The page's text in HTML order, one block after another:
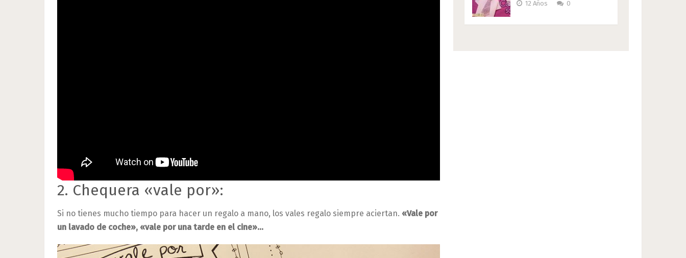
2. Chequera «vale por»:
Si no tienes mucho tiempo para hacer un regalo a mano, los vales regalo siempre aciertan. «Vale por
un lavado de coche», «vale por una tarde en el cine»…
12 Años 0